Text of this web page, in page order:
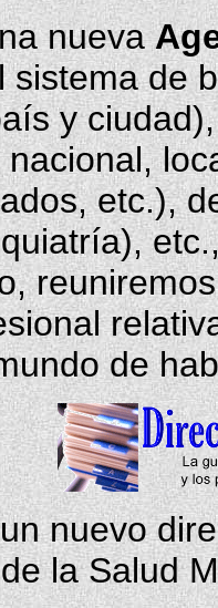
nueva
sistema de
y
etc.),
de
nuevo
la Salud